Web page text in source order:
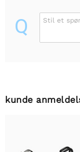
Q Stil et
kunde